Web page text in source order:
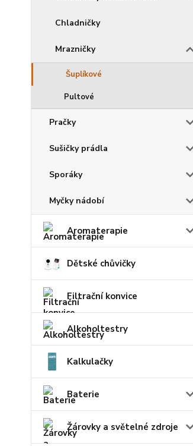
Chladničky
Mrazničky
Šuplíkové
Pultové
Pračky
Sušičky prádla
Sporáky
Myčky nádobí
Aromaterapie
Dětské chůvičky
Filtrační konvice
Alkoholtestry
Kalkulačky
Baterie
Žárovky a světelné zdroje